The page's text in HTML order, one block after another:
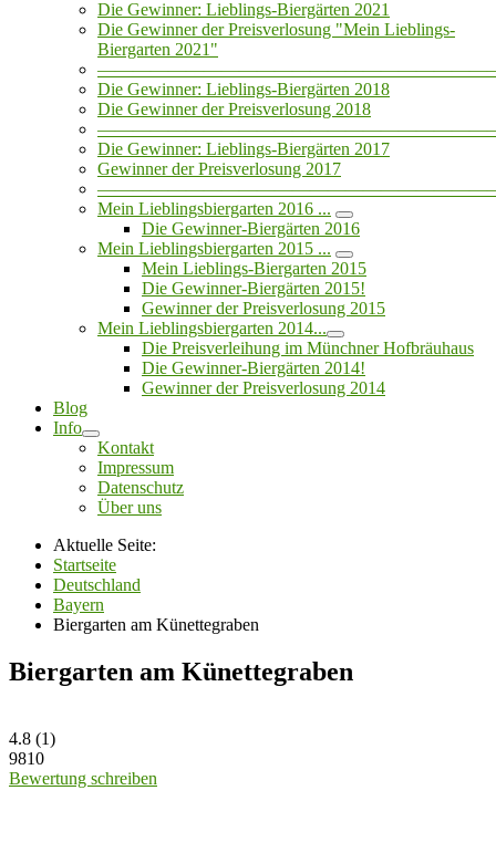
Die Gewinner: Lieblings-Biergärten 2021
Die Gewinner der Preisverlosung "Mein Lieblings-
Biergarten 2021"
Die Gewinner: Lieblings-Biergärten 2018
Die Gewinner der Preisverlosung 2018
Die Gewinner: Lieblings-Biergärten 2017
Gewinner der Preisverlosung 2017
Mein Lieblingsbiergarten 2016 ...
Die Gewinner-Biergärten 2016
Mein Lieblingsbiergarten 2015 ...
Mein Lieblings-Biergarten 2015
Die Gewinner-Biergärten 2015!
Gewinner der Preisverlosung 2015
Mein Lieblingsbiergarten 2014...
Die Preisverleihung im Münchner Hofbräuhaus
Die Gewinner-Biergärten 2014!
Gewinner der Preisverlosung 2014
Blog
Info
Kontakt
Impressum
Datenschutz
Über uns
Aktuelle Seite:
Startseite
Deutschland
Bayern
Biergarten am Künettegraben
Biergarten am Künettegraben
4.8 (1)
9810
Bewertung schreiben